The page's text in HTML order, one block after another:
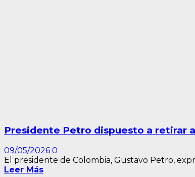
Presidente Petro dispuesto a retirar
09/05/2026 0
El presidente de Colombia, Gustavo Petro,
Leer Más